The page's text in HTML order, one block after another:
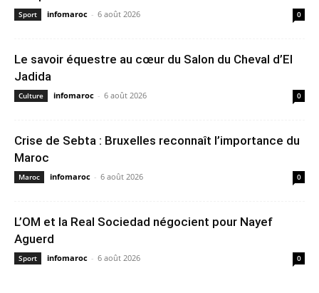
Sport infomaroc - 6 août 2026 0
Le savoir équestre au cœur du Salon du Cheval d’El
Jadida
Culture infomaroc - 6 août 2026 0
Crise de Sebta : Bruxelles reconnaît l’importance du
Maroc
Maroc infomaroc - 6 août 2026 0
L’OM et la Real Sociedad négocient pour Nayef
Aguerd
Sport infomaroc - 6 août 2026 0